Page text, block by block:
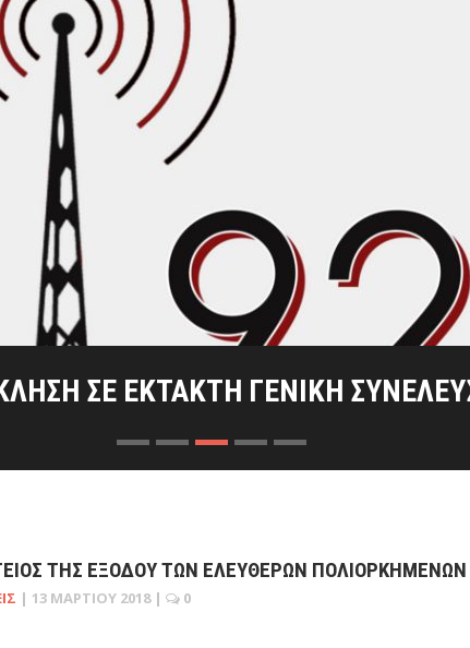
ΤΟΥ ΡΑΔΙΟΦΩΝΙΚΟΎ ΣΤΑΘΜΟΎ
ΔΎΟ ΚΑΊΡΙΩΝ ΜΑΧΏΝ ΣΤΑ
ΣΕ ΕΚΤΑΚΤΗ ΓΕΝΙΚΗ
ΤΗΣ ΕΞΌΔΟΥ ΤΩΝ ΕΛΕΥΘΈΡΩΝ
ΓΕΝΙΚΉΣ ΣΥΝΈΛΕΥΣΗΣ
ΤΗΣ ΕΞΌΔΟΥ ΤΩΝ ΕΛΕΥΘΈΡΩΝ ΠΟΛΙΟΡΚΗΜΈΝΩΝ
| 13 ΜΑΡΤΊΟΥ 2018 | 0